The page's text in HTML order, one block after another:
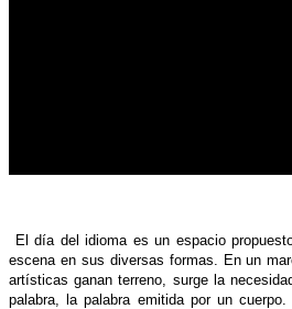
El día del idioma es un espacio
escena en sus diversas formas. En un
artísticas ganan terreno, surge la
palabra, la palabra emitida por un